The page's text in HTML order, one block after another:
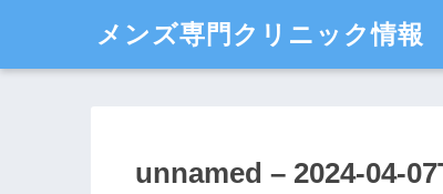
メンズ専門クリニック情報
unnamed – 2024-04-